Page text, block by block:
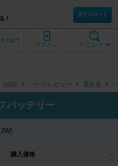
！
ダウンロード
メニュー
ログイン
とは？
S660 パーツレビュー 電装系
バッテリー
購入価格 -